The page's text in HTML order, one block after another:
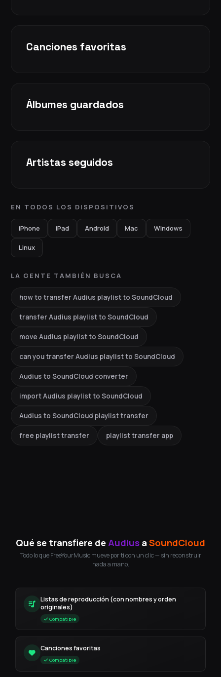
Canciones favoritas
Álbumes guardados
Artistas seguidos
EN TODOS LOS DISPOSITIVOS
iPhone iPad Android Mac Windows
Linux
LA GENTE TAMBIÉN BUSCA
how to transfer Audius playlist to SoundCloud
transfer Audius playlist to SoundCloud
move Audius playlist to SoundCloud
can you transfer Audius playlist to SoundCloud
Audius to SoundCloud converter
import Audius playlist to SoundCloud
Audius to SoundCloud playlist transfer
free playlist transfer playlist transfer app
Qué se transfiere deAudiusaSoundCloud
Todo lo que FreeYourMusic mueve por ti con un clic — sin reconstruir
nada a mano.
Listas de reproducción (con nombres y orden
originales)
Compatible
Canciones favoritas
Compatible